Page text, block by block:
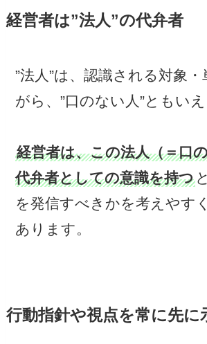
経営者は”法人”の代弁者
”法人”は、認識される対象
がら、”口のない人”ともいえ
経営者は、この法人（＝口
代弁者としての意識を持つ
を発信すべきかを考えやす
あります。
行動指針や視点を常に先に